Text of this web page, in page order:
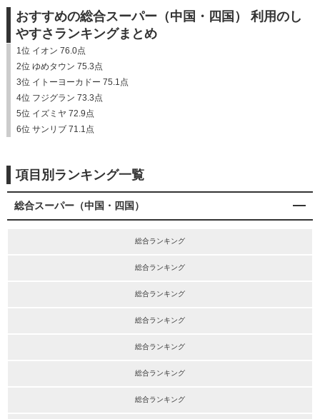
おすすめの総合スーパー（中国・四国） 利用のし
やすさランキングまとめ
1位 イオン 76.0点
2位 ゆめタウン 75.3点
3位 イトーヨーカドー 75.1点
4位 フジグラン 73.3点
5位 イズミヤ 72.9点
6位 サンリブ 71.1点
項目別ランキング一覧
総合スーパー（中国・四国）
総合ランキング
総合ランキング
総合ランキング
総合ランキング
総合ランキング
総合ランキング
総合ランキング